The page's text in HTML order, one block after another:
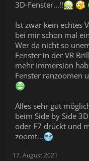
3D-Fenster...!!
Ist zwar kein echtes
bei mir schon mal
Wer da nicht so
Fenster in der VR
mehr Immersion
Fenster ranzoomen
Alles sehr gut
beim Side by Side
oder F7 drückt und
zoomt...
17. August 2021